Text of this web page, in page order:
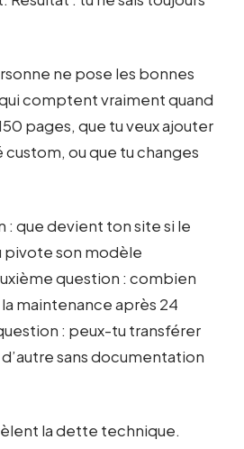
ne pose les bonnes
comptent vraiment quand
pages, que tu veux ajouter
ou que tu changes
: que devient ton site si le
pivote son modèle
question : combien
maintenance après 24
: peux-tu transférer
d’autre sans documentation
la dette technique.